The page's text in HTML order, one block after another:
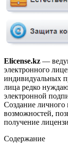
Elicense.kz —
электронного
индивидуальных
лица редко
электронной
Создание личного
возможностей,
получение
Содержание